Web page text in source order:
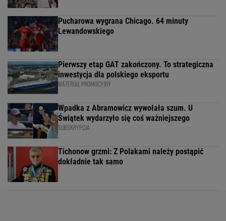
Pucharowa wygrana Chicago. 64 minuty
Lewandowskiego
Pierwszy etap GAT zakończony. To strategiczna
inwestycja dla polskiego eksportu
MATERIAŁ PROMOCYJNY
Wpadka z Abramowicz wywołała szum. U
Świątek wydarzyło się coś ważniejszego
SUBSKRYPCJA
Tichonow grzmi: Z Polakami należy postąpić
dokładnie tak samo